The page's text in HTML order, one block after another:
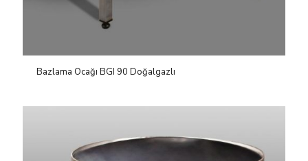
Bazlama Ocağı BGI 90 Doğalgazlı